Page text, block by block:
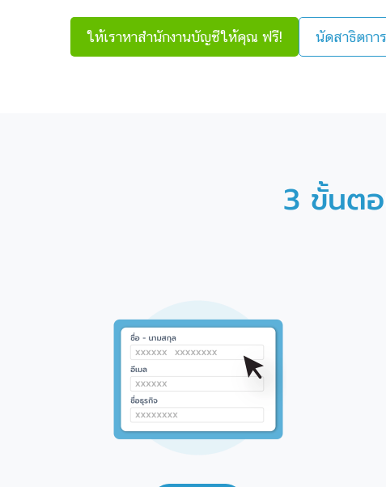
ให้เราหาสำนักงานบัญชีให้คุณ ฟรี! นัดสาธิตกา
3 ขั้นต